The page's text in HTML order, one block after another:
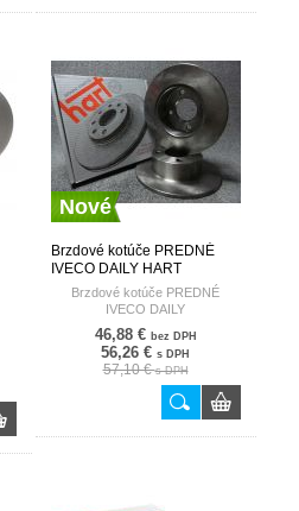
Nové
Brzdové kotúče PREDNÉ
IVECO DAILY HART
Brzdové kotúče PREDNÉ
IVECO DAILY
46,88 € bez DPH
56,26 € s DPH
57,10 €s DPH